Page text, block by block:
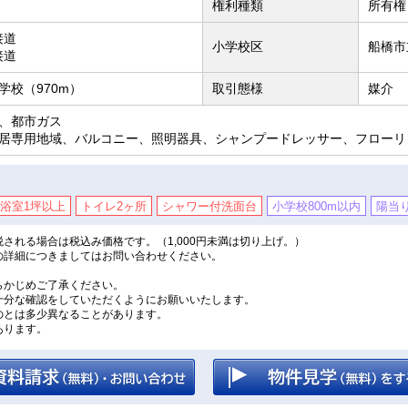
権利種類 所有権
道
道
小学校区 船橋
校（970m） 取引態様 媒介
都市ガス
専用地域、バルコニー、照明器具、シャンプードレッサー、フロー
浴室1坪以上 トイレ2ヶ所 シャワー付洗面台 小学校800m以内 陽当
れる場合は税込み価格です。（1,000円未満は切り上げ。）
細につきましてはお問い合わせください。
じめご了承ください。
な確認をしていただくようにお願いいたします。
は多少異なることがあります。
ます。